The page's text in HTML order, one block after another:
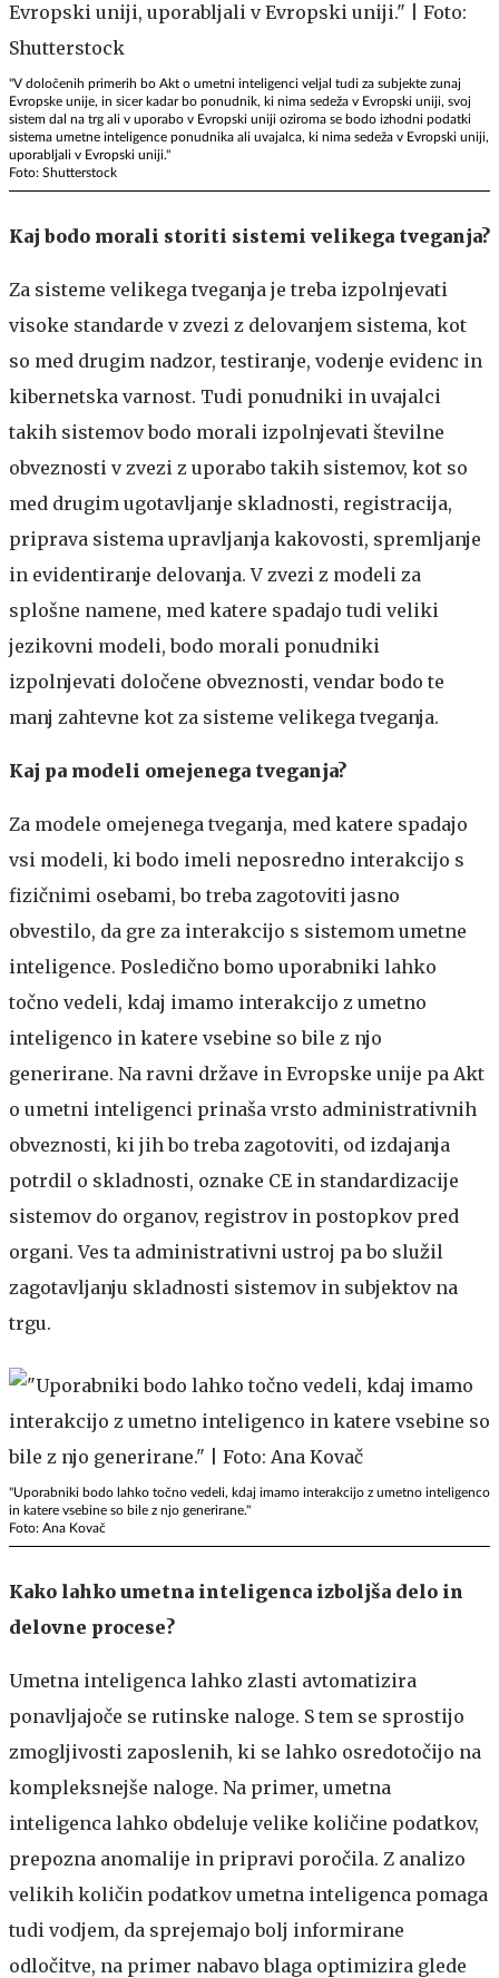
"V določenih primerih bo Akt o umetni inteligenci veljal tudi za subjekte zunaj
Evropske unije, in sicer kadar bo ponudnik, ki nima sedeža v Evropski uniji, svoj
sistem dal na trg ali v uporabo v Evropski uniji oziroma se bodo izhodni podatki
sistema umetne inteligence ponudnika ali uvajalca, ki nima sedeža v Evropski uniji,
uporabljali v Evropski uniji."
Foto: Shutterstock
Kaj bodo morali storiti sistemi velikega tveganja?
Za sisteme velikega tveganja je treba izpolnjevati
visoke standarde v zvezi z delovanjem sistema, kot
so med drugim nadzor, testiranje, vodenje evidenc in
kibernetska varnost. Tudi ponudniki in uvajalci
takih sistemov bodo morali izpolnjevati številne
obveznosti v zvezi z uporabo takih sistemov, kot so
med drugim ugotavljanje skladnosti, registracija,
priprava sistema upravljanja kakovosti, spremljanje
in evidentiranje delovanja. V zvezi z modeli za
splošne namene, med katere spadajo tudi veliki
jezikovni modeli, bodo morali ponudniki
izpolnjevati določene obveznosti, vendar bodo te
manj zahtevne kot za sisteme velikega tveganja.
Kaj pa modeli omejenega tveganja?
Za modele omejenega tveganja, med katere spadajo
vsi modeli, ki bodo imeli neposredno interakcijo s
fizičnimi osebami, bo treba zagotoviti jasno
obvestilo, da gre za interakcijo s sistemom umetne
inteligence. Posledično bomo uporabniki lahko
točno vedeli, kdaj imamo interakcijo z umetno
inteligenco in katere vsebine so bile z njo
generirane. Na ravni države in Evropske unije pa Akt
o umetni inteligenci prinaša vrsto administrativnih
obveznosti, ki jih bo treba zagotoviti, od izdajanja
potrdil o skladnosti, oznake CE in standardizacije
sistemov do organov, registrov in postopkov pred
organi. Ves ta administrativni ustroj pa bo služil
zagotavljanju skladnosti sistemov in subjektov na
trgu.
"Uporabniki bodo lahko točno vedeli, kdaj imamo interakcijo z umetno inteligenco
in katere vsebine so bile z njo generirane."
Foto: Ana Kovač
Kako lahko umetna inteligenca izboljša delo in
delovne procese?
Umetna inteligenca lahko zlasti avtomatizira
ponavljajoče se rutinske naloge. S tem se sprostijo
zmogljivosti zaposlenih, ki se lahko osredotočijo na
kompleksnejše naloge. Na primer, umetna
inteligenca lahko obdeluje velike količine podatkov,
prepozna anomalije in pripravi poročila. Z analizo
velikih količin podatkov umetna inteligenca pomaga
tudi vodjem, da sprejemajo bolj informirane
odločitve, na primer nabavo blaga optimizira glede